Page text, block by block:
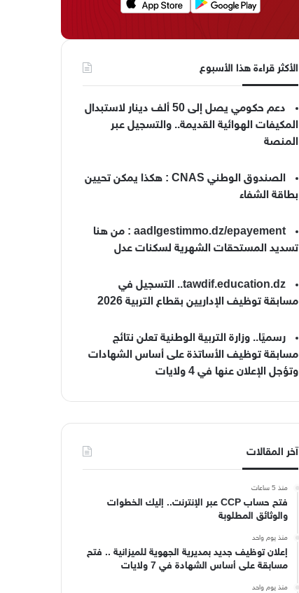
الأكثر قراءة هذا الأسبوع
دعم حكومي يصل إلى 50 ألف دينار لاستبدال
المكيفات الهوائية القديمة.. والتسجيل عبر
المنصة
الصندوق الوطني CNAS : هكذا يمكن تحيين
بطاقة الشفاء
aadlgestimmo.dz/epayement : من هنا
تسديد المستحقات الشهرية لسكنات عدل
tawdif.education.dz.. التسجيل في
مسابقة توظيف الإداريين بقطاع التربية 2026
رسميًا.. وزارة التربية الوطنية تعلن نتائج
مسابقة توظيف الأساتذة على أساس الشهادات
وتؤجل الإعلان عنها في 4 ولايات
آخر المقالات
منذ 5 ساعات
فتح حساب CCP عبر الإنترنت.. إليك الخطوات
والوثائق المطلوبة
منذ يوم واحد
إعلان توظيف جديد بمديرية الجهوية للميزانية .. فتح
مسابقة على أساس الشهادة في 7 ولايات
منذ يوم واحد